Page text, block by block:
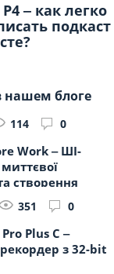
‒ как легко
подкаст
блоге
114 0
Work ‒ ШІ-
створення
351 0
Plus C ‒
з 32-bit